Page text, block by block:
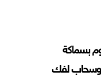
بسماكة
وسحاب لفك